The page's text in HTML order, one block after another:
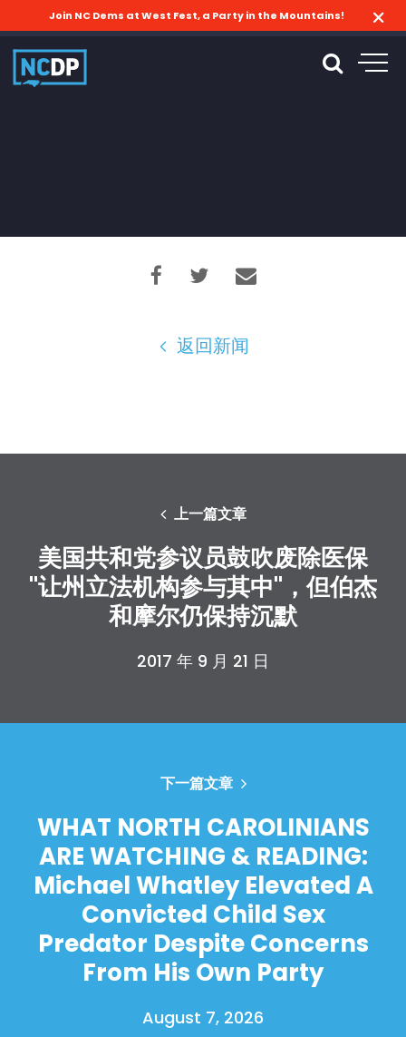
Join NC Dems at West Fest, a Party in the Mountains!
返回新闻
上一篇文章
美国共和党参议员鼓吹废除医保
"让州立法机构参与其中"，但伯杰
和摩尔仍保持沉默
2017 年 9 月 21 日
下一篇文章
WHAT NORTH CAROLINIANS
ARE WATCHING & READING:
Michael Whatley Elevated A
Convicted Child Sex
Predator Despite Concerns
From His Own Party
August 7, 2026